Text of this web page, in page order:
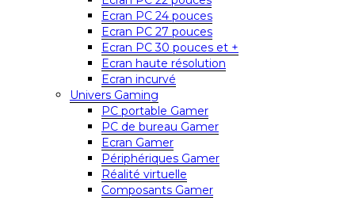
Ecran PC 24 pouces
Ecran PC 27 pouces
Ecran PC 30 pouces et +
Ecran haute résolution
Ecran incurvé
Univers Gaming
PC portable Gamer
PC de bureau Gamer
Ecran Gamer
Périphériques Gamer
Réalité virtuelle
Composants Gamer